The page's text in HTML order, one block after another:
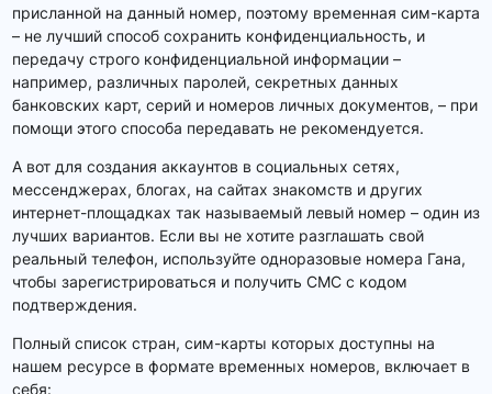
присланной на данный номер, поэтому временная сим-карта
– не лучший способ сохранить конфиденциальность, и
передачу строго конфиденциальной информации –
например, различных паролей, секретных данных
банковских карт, серий и номеров личных документов, – при
помощи этого способа передавать не рекомендуется.
А вот для создания аккаунтов в социальных сетях,
мессенджерах, блогах, на сайтах знакомств и других
интернет-площадках так называемый левый номер – один из
лучших вариантов. Если вы не хотите разглашать свой
реальный телефон, используйте одноразовые номера Гана,
чтобы зарегистрироваться и получить СМС с кодом
подтверждения.
Полный список стран, сим-карты которых доступны на
нашем ресурсе в формате временных номеров, включает в
себя: